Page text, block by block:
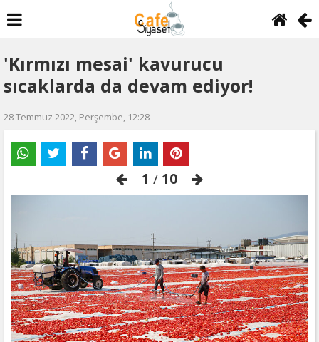
'Kırmızı mesai' kavurucu
sıcaklarda da devam ediyor!
28 Temmuz 2022, Perşembe, 12:28
1 / 10